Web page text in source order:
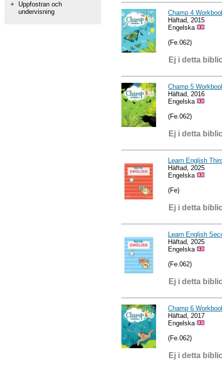
+
Uppfostran och
undervisning
Champ 4
Häftad, 2015
Engelska
(Fe.062)
Ej i detta
Champ 5
Häftad, 2016
Engelska
(Fe.062)
Ej i detta
Learn English
Häftad, 2025
Engelska
(Fe)
Ej i detta
Learn English
Häftad, 2025
Engelska
(Fe.062)
Ej i detta
Champ 6
Häftad, 2017
Engelska
(Fe.062)
Ej i detta